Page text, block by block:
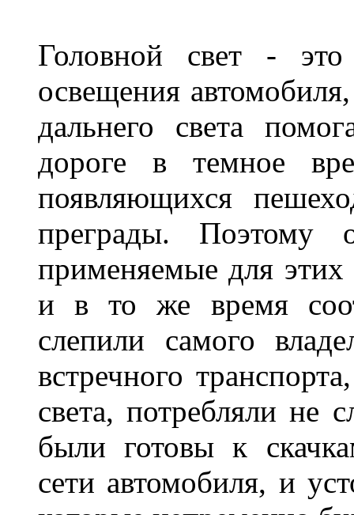
Головной свет -
освещения
дальнего света
дороге в темное
появляющихся
преграды. Поэтому
применяемые для
и в то же время
слепили самого
встречного
света, потребляли не
были готовы к
сети автомобиля, и